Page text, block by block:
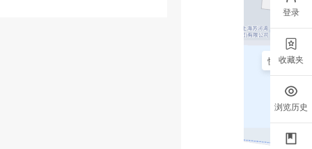
登录
收藏夹
浏览历史